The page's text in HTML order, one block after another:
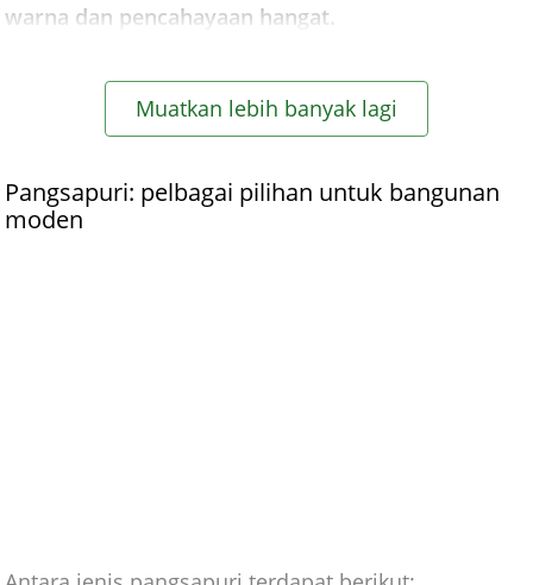
warna dan pencahayaan hangat.
Muatkan lebih banyak lagi
Pangsapuri: pelbagai pilihan untuk bangunan
moden